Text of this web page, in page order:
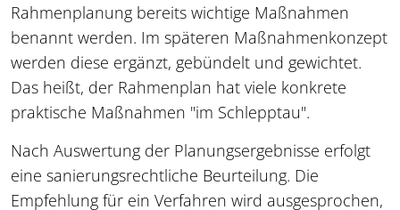
Rahmenplanung bereits wichtige Maßnahmen
benannt werden. Im späteren Maßnahmenkonzept
werden diese ergänzt, gebündelt und gewichtet.
Das heißt, der Rahmenplan hat viele konkrete
praktische Maßnahmen "im Schlepptau".
Nach Auswertung der Planungsergebnisse erfolgt
eine sanierungsrechtliche Beurteilung. Die
Empfehlung für ein Verfahren wird ausgesprochen,